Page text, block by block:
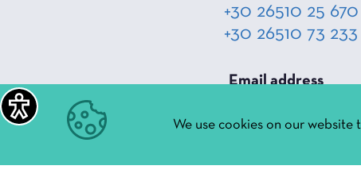
+30 26510 25 670
+30 26510 73 233
_Email address
We use cookies on our website